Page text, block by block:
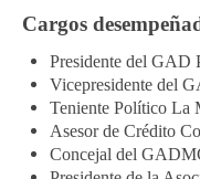
Cargos
Presidente del GAD
Vicepresidente del
Teniente Político La
Asesor de Crédito
Concejal del